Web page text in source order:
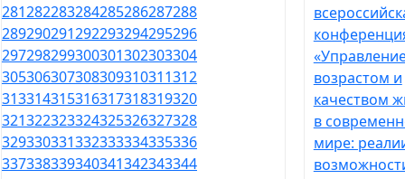
281282283284285286287288
289290291292293294295296
297298299300301302303304
305306307308309310311312
313314315316317318319320
321322323324325326327328
329330331332333334335336
337338339340341342343344
возрастом и
качеством
в
мире: